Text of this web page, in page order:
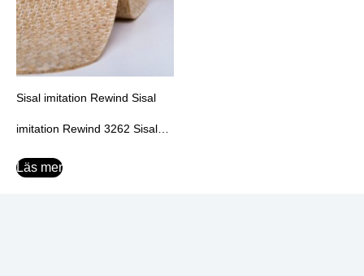
Printmatta
Texway
Sisal imitation Rewind
Mattejp
Sisal imitation Rewind Sisal
imitation Rewind 3262 Sisal
imitation Rewind
Läs mer